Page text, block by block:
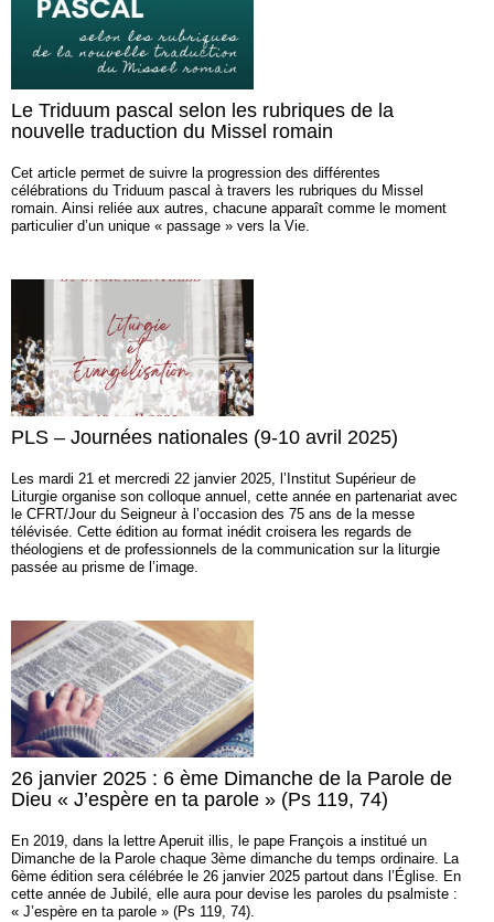
Le Triduum pascal selon les rubriques de la
nouvelle traduction du Missel romain
Cet article permet de suivre la progression des différentes
célébrations du Triduum pascal à travers les rubriques du Missel
romain. Ainsi reliée aux autres, chacune apparaît comme le moment
particulier d’un unique « passage » vers la Vie.
PLS – Journées nationales (9-10 avril 2025)
Les mardi 21 et mercredi 22 janvier 2025, l’Institut Supérieur de
Liturgie organise son colloque annuel, cette année en partenariat avec
le CFRT/Jour du Seigneur à l’occasion des 75 ans de la messe
télévisée. Cette édition au format inédit croisera les regards de
théologiens et de professionnels de la communication sur la liturgie
passée au prisme de l’image.
26 janvier 2025 : 6 ème Dimanche de la Parole de
Dieu « J’espère en ta parole » (Ps 119, 74)
En 2019, dans la lettre Aperuit illis, le pape François a institué un
Dimanche de la Parole chaque 3ème dimanche du temps ordinaire. La
6ème édition sera célébrée le 26 janvier 2025 partout dans l’Église. En
cette année de Jubilé, elle aura pour devise les paroles du psalmiste :
« J’espère en ta parole » (Ps 119, 74).